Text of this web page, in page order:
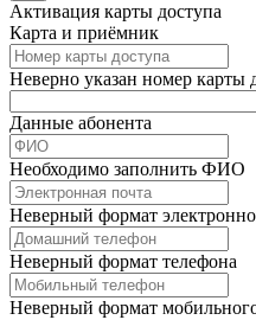
Активация карты доступа
Карта и приёмник
Неверно указан номер карты
Данные абонента
Необходимо заполнить ФИО
Неверный формат
Неверный формат телефона
Неверный формат